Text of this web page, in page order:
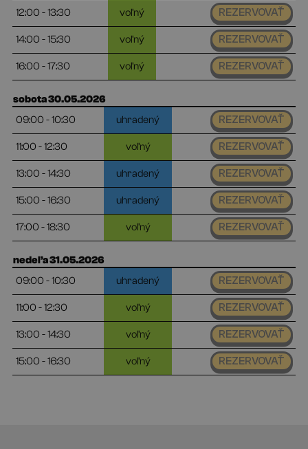
12:00 - 13:30 voľný REZERVOVAŤ
14:00 - 15:30 voľný REZERVOVAŤ
16:00 - 17:30 voľný REZERVOVAŤ
sobota 30.05.2026
09:00 - 10:30
uhradený REZERVOVAŤ
11:00 - 12:30 voľný REZERVOVAŤ
13:00 - 14:30 uhradený REZERVOVAŤ
15:00 - 16:30 uhradený REZERVOVAŤ
17:00 - 18:30 voľný REZERVOVAŤ
nedeľa 31.05.2026
09:00 - 10:30
uhradený REZERVOVAŤ
11:00 - 12:30 voľný REZERVOVAŤ
13:00 - 14:30 voľný REZERVOVAŤ
15:00 - 16:30 voľný REZERVOVAŤ